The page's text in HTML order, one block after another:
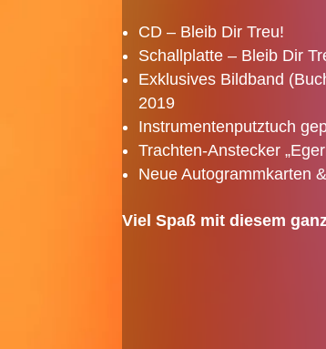
CD – Bleib Dir Treu!
Schallplatte – Bleib Dir
Exklusives Bildband
2019
Instrumentenputztuch
Trachten-Anstecker
Neue Autogrammkarten
Viel Spaß mit diesem